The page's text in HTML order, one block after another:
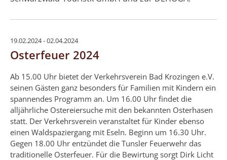
19.02.2024 - 02.04.2024
Osterfeuer 2024
Ab 15.00 Uhr bietet der Verkehrsverein Bad Krozingen e.V.
seinen Gästen ganz besonders für Familien mit Kindern ein
spannendes Programm an. Um 16.00 Uhr findet die
alljährliche Ostereiersuche mit den bekannten Osterhasen
statt. Der Verkehrsverein veranstaltet für Kinder ebenso
einen Waldspaziergang mit Eseln. Beginn um 16.30 Uhr.
Gegen 18.00 Uhr entzündet die Tunsler Feuerwehr das
traditionelle Osterfeuer. Für die Bewirtung sorgt Dirk Licht